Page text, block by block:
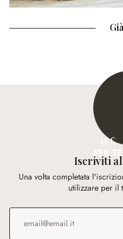
15 €
PER TE
Iscriviti
Una volta completata
utilizzare per il
Indirizzo e-mail